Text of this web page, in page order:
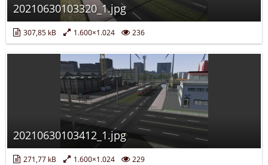
20210630103320_1.jpg
307,85 kB 1.600×1.024 236
20210630103412_1.jpg
271,77 kB 1.600×1.024 229